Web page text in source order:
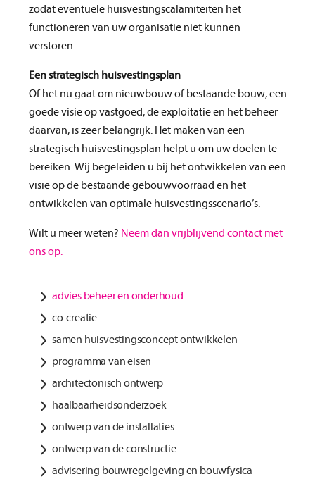
zodat eventuele huisvestingscalamiteiten het
functioneren van uw organisatie niet kunnen
verstoren.
Een strategisch huisvestingsplan
Of het nu gaat om nieuwbouw of bestaande bouw, een
goede visie op vastgoed, de exploitatie en het beheer
daarvan, is zeer belangrijk. Het maken van een
strategisch huisvestingsplan helpt u om uw doelen te
bereiken. Wij begeleiden u bij het ontwikkelen van een
visie op de bestaande gebouwvoorraad en het
ontwikkelen van optimale huisvestingsscenario’s.
Wilt u meer weten? Neem dan vrijblijvend contact met
ons op.
advies beheer en onderhoud
co-creatie
samen huisvestingsconcept ontwikkelen
programma van eisen
architectonisch ontwerp
haalbaarheidsonderzoek
ontwerp van de installaties
ontwerp van de constructie
advisering bouwregelgeving en bouwfysica